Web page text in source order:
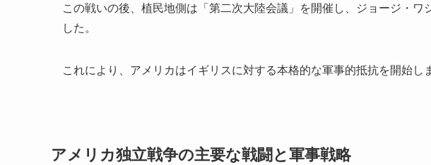
この戦いの後、植民地側は「第二次大陸会議」を開催し、ジョージ・ワ
した。
これにより、アメリカはイギリスに対する本格的な軍事的抵抗を開始し
アメリカ独立戦争の主要な戦闘と軍事戦略